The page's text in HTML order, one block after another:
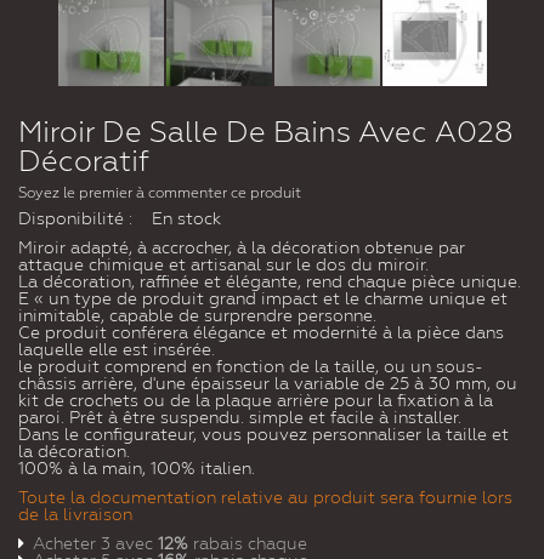
Miroir De Salle De Bains Avec A028
Décoratif
Soyez le premier à commenter ce produit
Disponibilité :
En stock
Miroir adapté, à accrocher, à la décoration obtenue par
attaque chimique et artisanal sur le dos du miroir.
La décoration, raffinée et élégante, rend chaque pièce unique.
E « un type de produit grand impact et le charme unique et
inimitable, capable de surprendre personne.
Ce produit conférera élégance et modernité à la pièce dans
laquelle elle est insérée.
le produit comprend en fonction de la taille, ou un sous-
châssis arrière, d'une épaisseur la variable de 25 à 30 mm, ou
kit de crochets ou de la plaque arrière pour la fixation à la
paroi. Prêt à être suspendu. simple et facile à installer.
Dans le configurateur, vous pouvez personnaliser la taille et
la décoration.
100% à la main, 100% italien.
Toute la documentation relative au produit sera fournie lors
de la livraison
Acheter 3 avec 12% rabais chaque